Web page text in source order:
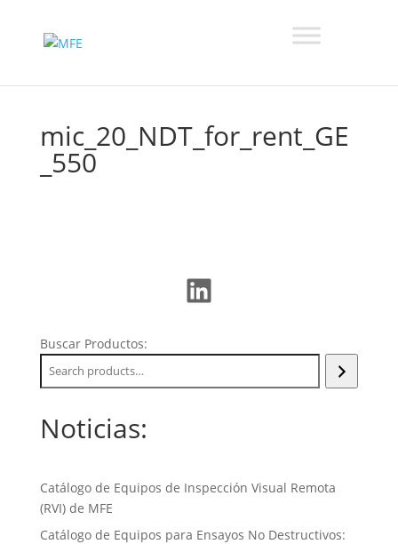
mic_20_NDT_for_rent_GE
_550
LinkedIn
Buscar Productos:
Noticias:
Catálogo de Equipos de Inspección Visual Remota
(RVI) de MFE
Catálogo de Equipos para Ensayos No Destructivos: